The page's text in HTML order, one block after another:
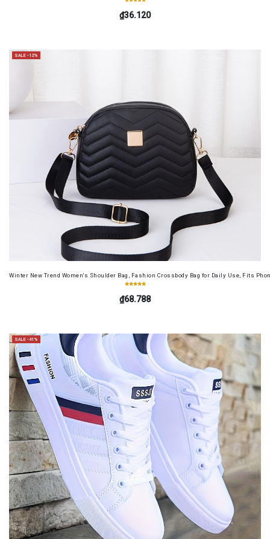
₫36.120
SALE -12%
Winter New Trend Women's Shoulder Bag, Fashion Crossbody Bag for Daily Use, Fits
₫68.788
SALE -41%